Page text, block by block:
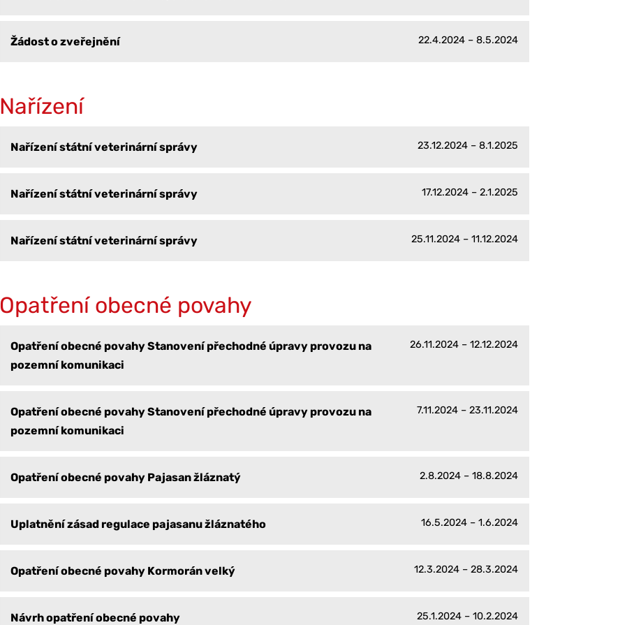
Žádost o zveřejnění 22.4.2024 – 8.5.2024
Nařízení
Nařízení státní veterinární správy 23.12.2024 – 8.1.2025
Nařízení státní veterinární správy 17.12.2024 – 2.1.2025
Nařízení státní veterinární správy 25.11.2024 – 11.12.2024
Opatření obecné povahy
Opatření obecné povahy Stanovení přechodné úpravy provozu na
pozemní komunikaci
26.11.2024 – 12.12.2024
Opatření obecné povahy Stanovení přechodné úpravy provozu na
pozemní komunikaci
7.11.2024 – 23.11.2024
Opatření obecné povahy Pajasan žláznatý 2.8.2024 – 18.8.2024
Uplatnění zásad regulace pajasanu žláznatého 16.5.2024 – 1.6.2024
Opatření obecné povahy Kormorán velký 12.3.2024 – 28.3.2024
Návrh opatření obecné povahy 25.1.2024 – 10.2.2024